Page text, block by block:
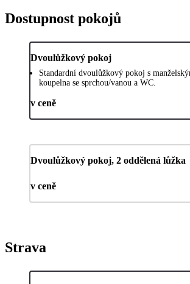
Dostupnost pokojů
Dvoulůžkový pokoj
Standardní dvoulůžkový pokoj s
koupelna se sprchou/vanou a WC.
v ceně
Dvoulůžkový pokoj, 2 oddělená lůžka
v ceně
Strava